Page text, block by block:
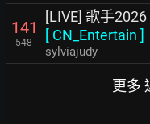
141
548
[LIVE] 歌手
[ CN_Entertain ]
sylviajudy
更多